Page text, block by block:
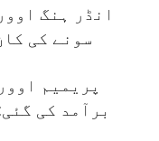
سونے کی
برآمد کی